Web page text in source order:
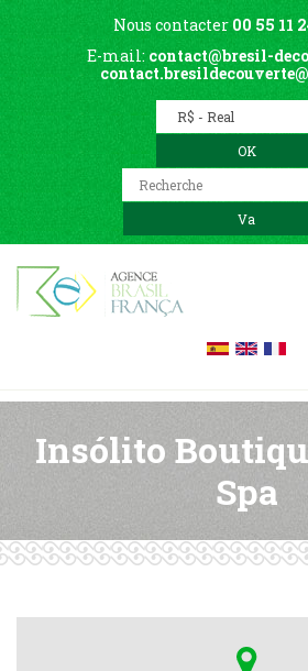
Nous contacter 00 55 11
E-mail: contact@bresil-
Insólito
Spa